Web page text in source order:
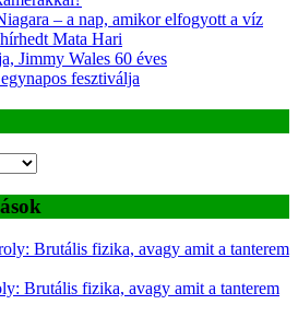
– a nap, amikor elfogyott a víz
Mata Hari
Jimmy Wales 60 éves
fesztiválja
Brutális fizika, avagy amit a tanterem
Brutális fizika, avagy amit a tanterem